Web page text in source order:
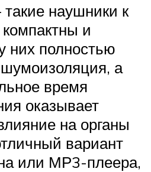
наушники к
и
них полностью
шумоизоляция, а
время
оказывает
на органы
вариант
или МР3-плеера,